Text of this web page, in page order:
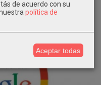
de acuerdo con su
política de
Aceptar todas